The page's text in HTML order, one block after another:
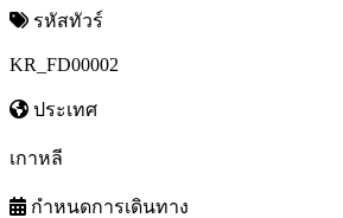
รหัสทัวร์
KR_FD00002
ประเทศ
เกาหลี
กำหนดการเดินทาง